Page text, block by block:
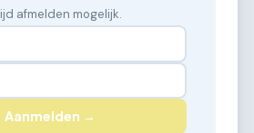
afmelden mogelijk.
Aanmelden →